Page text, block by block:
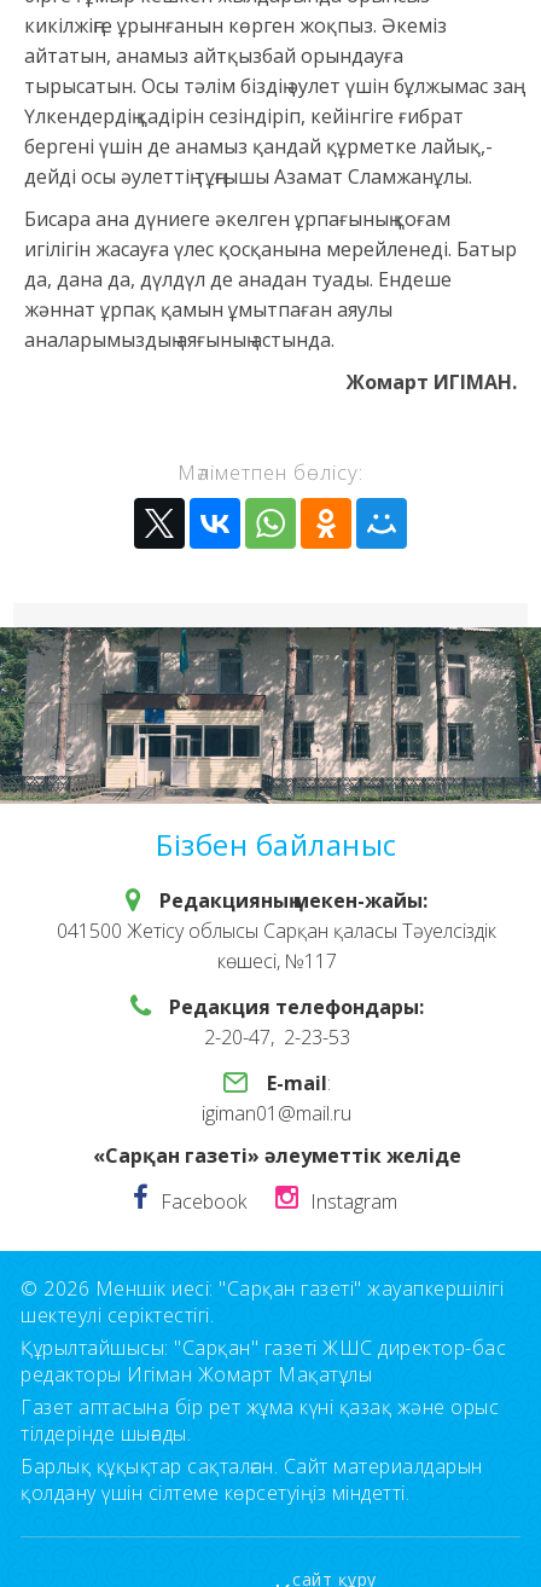
кикілжіңге ұрынғанын көрген жоқпыз. Әкеміз
айтатын, анамыз айтқызбай орындауға
тырысатын. Осы тәлім біздің әулет үшін бұлжымас заң.
Үлкендердің қадірін сезіндіріп, кейінгіге ғибрат
бергені үшін де анамыз қандай құрметке лайық,-
дейді осы әулеттің тұңғышы Азамат Сламжанұлы.
Бисара ана дүниеге әкелген ұрпағының қоғам
игілігін жасауға үлес қосқанына мерейленеді. Батыр
да, дана да, дүлдүл де анадан туады. Ендеше
жәннат ұрпақ қамын ұмытпаған аяулы
аналарымыздың аяғының астында.
Жомарт ИГІМАН.
Мәліметпен бөлісу:
Бізбен байланыс
Редакцияның мекен-жайы:
041500 Жетісу облысы Сарқан қаласы Тәуелсіздік
көшесі, №117
Редакция телефондары:
2-20-47, 2-23-53
E-mail:
igiman01@mail.ru
«Сарқан газеті» әлеуметтік желіде
Facebook
Instagram
© 2026 Меншік иесі: "Сарқан газеті" жауапкершілігі
шектеулі серіктестігі.
Құрылтайшысы: "Сарқан" газеті ЖШС директор-бас
редакторы Игіман Жомарт Мақатұлы
Газет аптасына бір рет жұма күні қазақ және орыс
тілдерінде шығады.
Барлық құқықтар сақталған. Сайт материалдарын
қолдану үшін сілтеме көрсетуіңіз міндетті.
сайт құру